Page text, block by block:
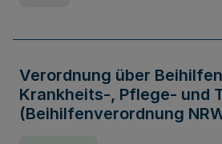
Verordnung über
Krankheits-, Pflege- und
(Beihilfenverordnung